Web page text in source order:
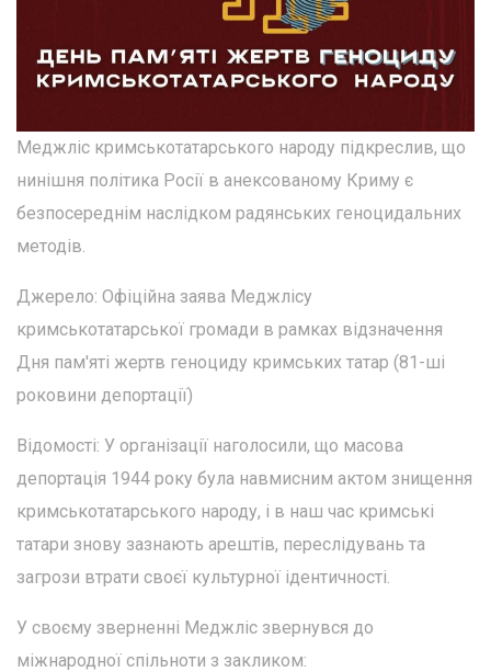
Меджліс кримськотатарського народу підкреслив, що
нинішня політика Росії в анексованому Криму є
безпосереднім наслідком радянських геноцидальних
методів.
Джерело: Офіційна заява Меджлісу
кримськотатарської громади в рамках відзначення
Дня пам'яті жертв геноциду кримських татар (81-ші
роковини депортації)
Відомості: У організації наголосили, що масова
депортація 1944 року була навмисним актом знищення
кримськотатарського народу, і в наш час кримські
татари знову зазнають арештів, переслідувань та
загрози втрати своєї культурної ідентичності.
У своєму зверненні Меджліс звернувся до
міжнародної спільноти з закликом: